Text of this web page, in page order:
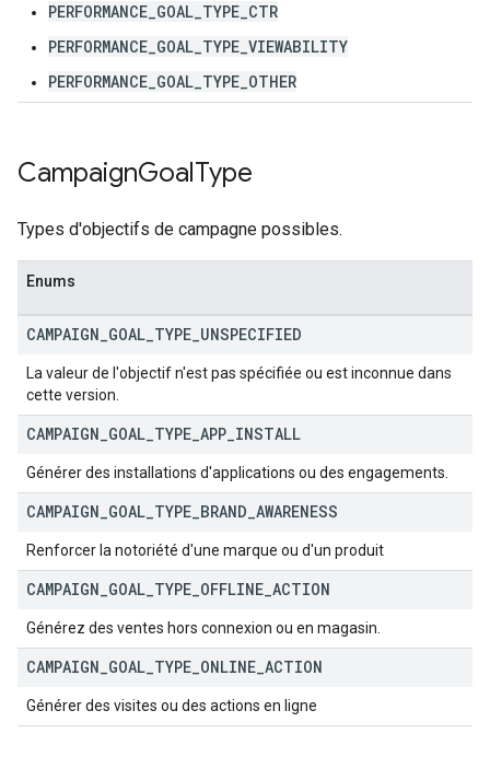
PERFORMANCE_GOAL_TYPE_CTR
PERFORMANCE_GOAL_TYPE_VIEWABILITY
PERFORMANCE_GOAL_TYPE_OTHER
CampaignGoalType
Types d'objectifs de campagne possibles.
Enums
CAMPAIGN GOAL TYPE UNSPECIFIED
La valeur de l'objectif n'est pas spécifiée ou est inconnue dans
cette version.
CAMPAIGN GOAL TYPE APP INSTALL
Générer des installations d'applications ou des engagements.
CAMPAIGN GOAL TYPE BRAND AWARENESS
Renforcer la notoriété d'une marque ou d'un produit
CAMPAIGN GOAL TYPE OFFLINE ACTION
Générez des ventes hors connexion ou en magasin.
CAMPAIGN GOAL TYPE ONLINE ACTION
Générer des visites ou des actions en ligne